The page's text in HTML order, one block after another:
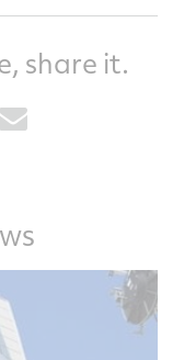
share it.